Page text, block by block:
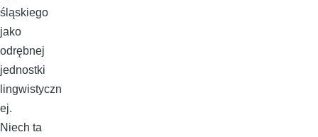
śląskiego
jako
odrębnej
jednostki
lingwistyczn
ej.
Niech ta